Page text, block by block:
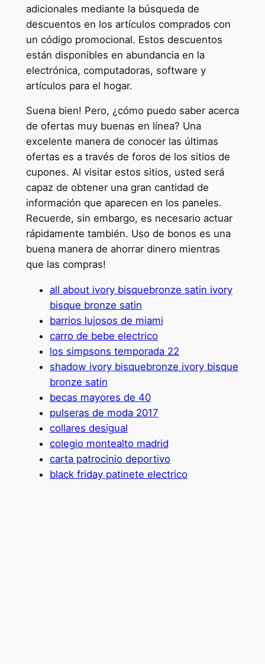
adicionales mediante la búsqueda de
descuentos en los artículos comprados con
un código promocional. Estos descuentos
están disponibles en abundancia en la
electrónica, computadoras, software y
artículos para el hogar.
Suena bien! Pero, ¿cómo puedo saber acerca
de ofertas muy buenas en línea? Una
excelente manera de conocer las últimas
ofertas es a través de foros de los sitios de
cupones. Al visitar estos sitios, usted será
capaz de obtener una gran cantidad de
información que aparecen en los paneles.
Recuerde, sin embargo, es necesario actuar
rápidamente también. Uso de bonos es una
buena manera de ahorrar dinero mientras
que las compras!
all about ivory bisquebronze satin ivory
bisque bronze satin
barrios lujosos de miami
carro de bebe electrico
los simpsons temporada 22
shadow ivory bisquebronze ivory bisque
bronze satin
becas mayores de 40
pulseras de moda 2017
collares desigual
colegio montealto madrid
carta patrocinio deportivo
black friday patinete electrico